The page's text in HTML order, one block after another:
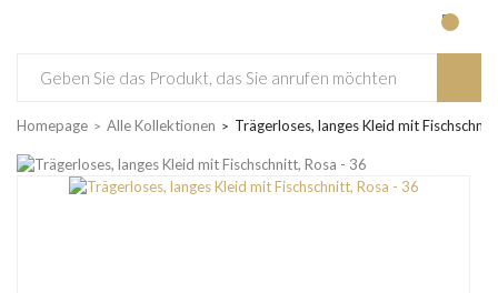
Homepage Alle Kollektionen Trägerloses, langes Kleid mit